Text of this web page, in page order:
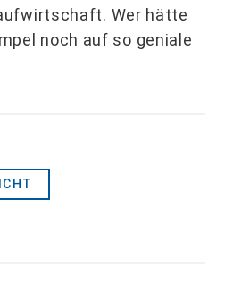
Wer hätte
noch auf so geniale